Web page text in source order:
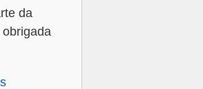
da
obrigada